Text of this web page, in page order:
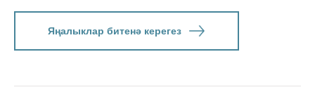
Яңалыклар битенә керегез